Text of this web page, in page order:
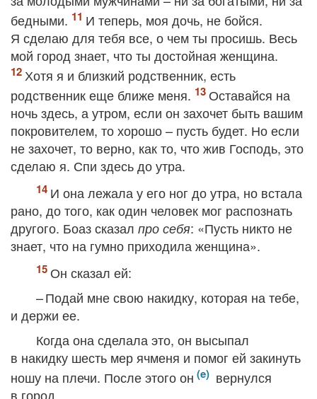
бедными.
И теперь, моя дочь, не бойся.
Я сделаю для тебя все, о чем ты просишь. Весь
мой город знает, что ты достойная женщина.
Хотя я и близкий родственник, есть
родственник еще ближе меня.
Оставайся на
ночь здесь, а утром, если он захочет быть вашим
покровителем, то хорошо – пусть будет. Но если
не захочет, то верно, как то, что жив Господь, это
сделаю я. Спи здесь до утра.
И она лежала у его ног до утра, но встала
рано, до того, как один человек мог распознать
другого. Боаз сказал про себя: «Пусть никто не
знает, что на гумно приходила женщина».
Он сказал ей:
– Подай мне свою накидку, которая на тебе,
и держи ее.
Когда она сделала это, он высыпал
в накидку шесть мер ячменя и помог ей закинуть
ношу на плечи. После этого он
вернулся
в город.